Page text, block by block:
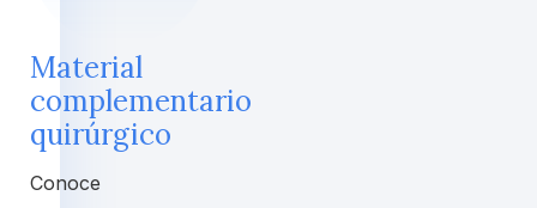
Material
complementario
quirúrgico
Conoce